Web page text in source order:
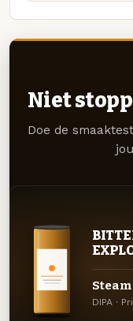
Niet
Doe de
DIPA ·